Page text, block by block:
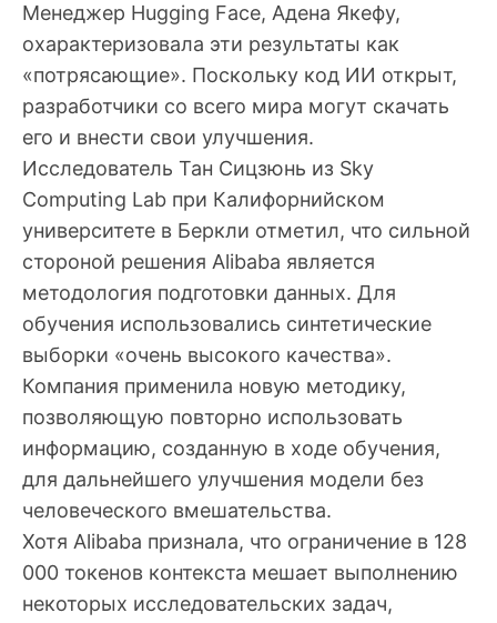
Менеджер Hugging Face, Адена Якефу,
охарактеризовала эти результаты как
«потрясающие». Поскольку код ИИ открыт,
разработчики со всего мира могут скачать
его и внести свои улучшения.
Исследователь Тан Сицзюнь из Sky
Computing Lab при Калифорнийском
университете в Беркли отметил, что сильной
стороной решения Alibaba является
методология подготовки данных. Для
обучения использовались синтетические
выборки «очень высокого качества».
Компания применила новую методику,
позволяющую повторно использовать
информацию, созданную в ходе обучения,
для дальнейшего улучшения модели без
человеческого вмешательства.
Хотя Alibaba признала, что ограничение в 128
000 токенов контекста мешает выполнению
некоторых исследовательских задач,